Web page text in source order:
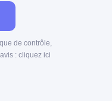
de contrôle,
: cliquez ici